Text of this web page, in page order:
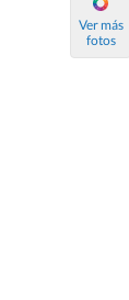
Ver más
fotos